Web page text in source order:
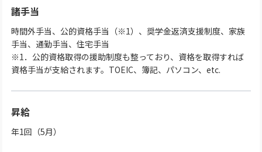
諸手当
時間外手当、公的資格手当（※1）、奨学金返済支援制度、家族
手当、通勤手当、住宅手当
※1．公的資格取得の援助制度も整っており、資格を取得すれば
資格手当が支給されます。TOEIC、簿記、パソコン、etc.
昇給
年1回（5月）